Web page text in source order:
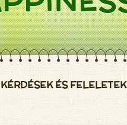
KÉRDÉSEK ÉS FELELETEK